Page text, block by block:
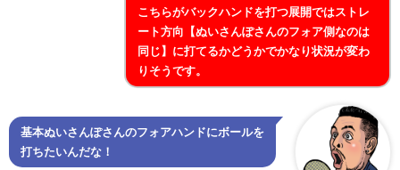
こちらがバックハンドを打つ展開ではストレ
ート方向【ぬいさんぽさんのフォア側なのは
同じ】に打てるかどうかでかなり状況が変わ
りそうです。
基本ぬいさんぽさんのフォアハンドにボールを
打ちたいんだな！